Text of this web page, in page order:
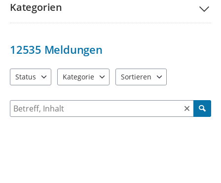
Kategorien
12535 Meldungen
Status
Kategorie
Sortieren
Suche nach Meldungen und Kommentaren